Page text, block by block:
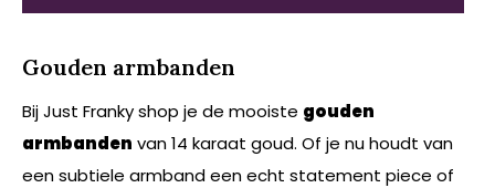
Gouden armbanden
Bij Just Franky shop je de mooiste gouden
armbanden van 14 karaat goud. Of je nu houdt van
een subtiele armband een echt statement piece of